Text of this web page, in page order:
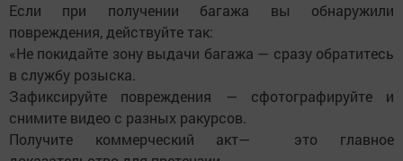
Если при получении багажа вы обнаружили
повреждения, действуйте так:
«Не покидайте зону выдачи багажа — сразу обратитесь
в службу розыска.
Зафиксируйте повреждения — сфотографируйте и
снимите видео с разных ракурсов.
Получите коммерческий акт— это главное